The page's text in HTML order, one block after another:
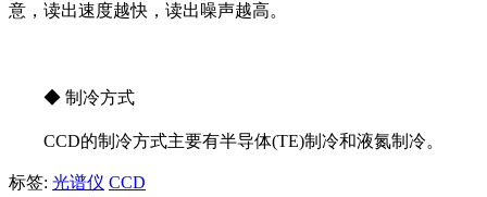
意，读出速度越快，读出噪声越高。
◆ 制冷方式
CCD的制冷方式主要有半导体(TE)制冷和液氮制冷。
标签: 光谱仪 CCD